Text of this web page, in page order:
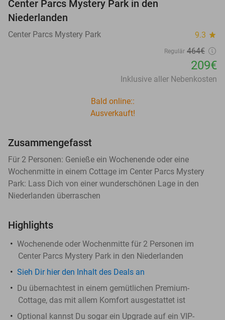
Center Parcs Mystery Park in den
Niederlanden
Center Parcs Mystery Park 9.3 star
Regulär 464€
209€
Inklusive aller Nebenkosten
Bald online::
Ausverkauft!
Zusammengefasst
Für 2 Personen: Genieße ein Wochenende oder eine
Wochenmitte in einem Cottage im Center Parcs Mystery
Park: Lass Dich von einer wunderschönen Lage in den
Niederlanden überraschen
Highlights
Wochenende oder Wochenmitte für 2 Personen im
Center Parcs Mystery Park in den Niederlanden
Sieh Dir hier den Inhalt des Deals an
Du übernachtest in einem gemütlichen Premium-
Cottage, das mit allem Komfort ausgestattet ist
Optional kannst Du sogar ein Upgrade auf ein VIP-